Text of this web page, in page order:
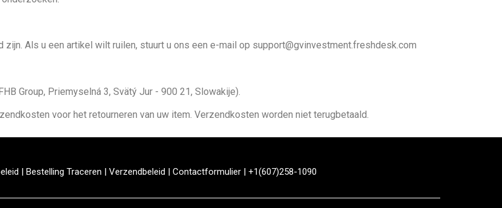
Als u een artikel wilt ruilen, stuurt u ons een e-mail op support@gvinvestment.freshdesk.com
Group, Priemyselná 3, Svätý Jur - 900 21, Slowakije).
voor het retourneren van uw item. Verzendkosten worden niet terugbetaald.
| Bestelling Traceren | Verzendbeleid | Contactformulier | +1(607)258-1090